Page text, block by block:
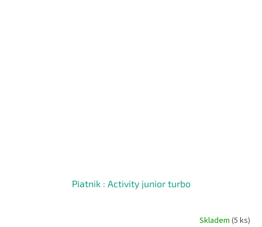
Piatnik : Activity junior turbo
Skladem (5 ks)